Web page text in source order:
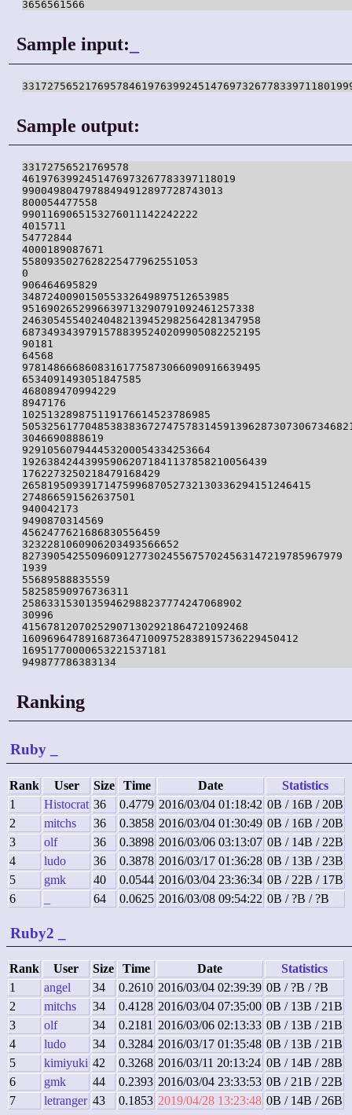
Sample input:
Sample output:
33172756521769578
4619763992451476973267783397118019
99004980479788494912897728743013
800054477558
9901169065153276011142242222
4015711
54772844
4000189087671
5580935027628225477962551053
0
906464695829
348724009015055332649897512653985
9516902652996639713290791092461257338
24630545540240482139452982564281347958
68734934397915788395240209905082252195
90181
64568
97814866686083161775873066090916639495
6534091493051847585
468089470994229
8947176
102513289875119176614523786985
3046690888619
929105607944453200054334253664
192638424439959062071841137858210056439
1762273250218479168429
2658195093917147599687052732130336294151246415
274866591562637501
940042173
9490870314569
4562477621686830556459
3232281060906203493566652
827390542550960912773024556757024563147219785967979
1939
55689588835559
58258590976736311
25863315301359462988237774247068902
30996
415678120702529071302921864721092468
16096964789168736471009752838915736229450412
16951770000653221537181
Ranking
Ruby
Rank User Size Time Date
Statistics
1
Histocrat 36 0.4779 2016/03/04 01:18:42 0B / 16B / 20B
2
mitchs 36 0.3858 2016/03/04 01:30:49 0B / 16B / 20B
3
olf 36 0.3898 2016/03/06 03:13:07 0B / 14B / 22B
4
ludo 36 0.3878 2016/03/17 01:36:28 0B / 13B / 23B
5
gmk 40 0.0544 2016/03/04 23:36:34 0B / 22B / 17B
6
64 0.0625 2016/03/08 09:54:22 0B / ?B / ?B
Ruby2
Rank User Size Time Date
Statistics
1
angel 34 0.2610 2016/03/04 02:39:39 0B / ?B / ?B
2
mitchs 34 0.4128 2016/03/04 07:35:00 0B / 13B / 21B
3
olf 34 0.2181 2016/03/06 02:13:33 0B / 13B / 21B
4
ludo 34 0.3284 2016/03/17 01:35:48 0B / 13B / 21B
5
kimiyuki 42 0.3268 2016/03/11 20:13:24 0B / 14B / 28B
6
gmk 44 0.2393 2016/03/04 23:33:53 0B / 21B / 22B
7
letranger 43 0.1853 2019/04/28 13:23:48 0B / 14B / 26B